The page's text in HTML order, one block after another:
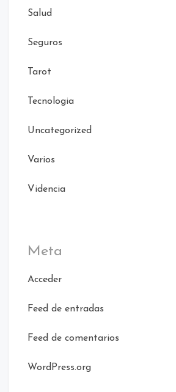
Salud
Seguros
Tarot
Tecnologia
Uncategorized
Varios
Videncia
Meta
Acceder
Feed de entradas
Feed de comentarios
WordPress.org